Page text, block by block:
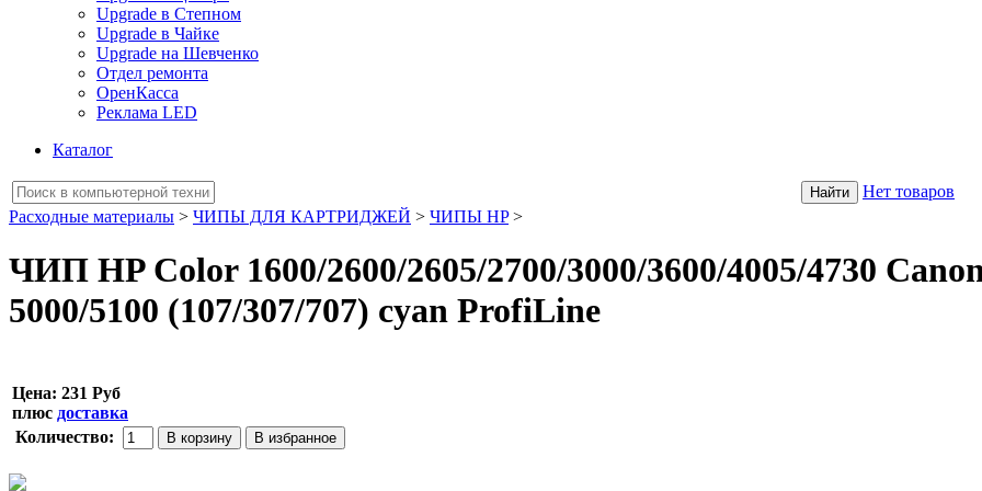
Upgrade в Степном
Upgrade в Чайке
Upgrade на Шевченко
Отдел ремонта
ОренКасса
Реклама LED
Каталог
Нет товаров
Расходные материалы > ЧИПЫ ДЛЯ КАРТРИДЖЕЙ > ЧИПЫ HP>
ЧИП HP Color 1600/2600/2605/2700/3000/3600/4005/4730
5000/5100 (107/307/707) cyan ProfiLine
Цена: 231 Руб
плюс доставка
Количество: